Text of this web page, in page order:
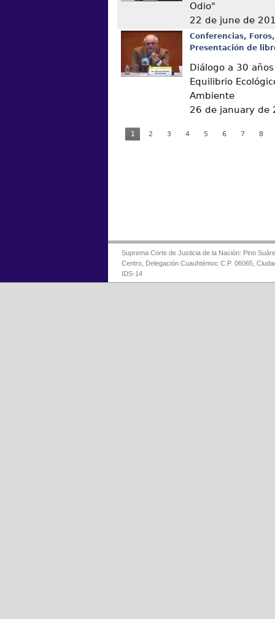
Odio"
22 de june de
Conferencias,
Presentación de
Diálogo a 30
Equilibrio
Ambiente
26 de january de
1 2 3 4 5 6 7 8
Suprema Corte de Justicia de la Nación: Pino
Centro, Delegación Cuauhtémoc C.P. 06065,
IDS-14